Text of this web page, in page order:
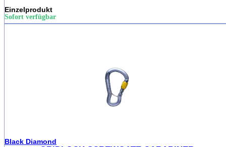
Einzelprodukt
Sofort verfügbar
Black Diamond